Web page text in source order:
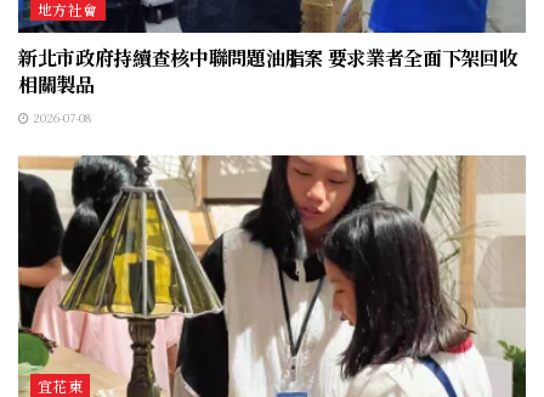
地方社會
新北市政府持續查核中聯問題油脂案 要求業者全面下架回收
相關製品
2026-07-08
宜花東